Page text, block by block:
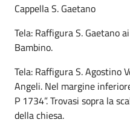
Cappella S. Gaetano
Tela: Raffigura S. Gaetano
Bambino.
Tela: Raffigura S. Agostino
Angeli. Nel margine
P 1734”. Trovasi sopra la
della chiesa.